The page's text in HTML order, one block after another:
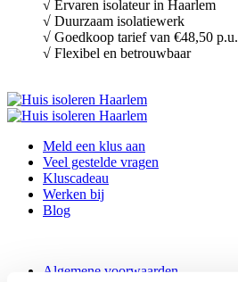
√ Ervaren isolateur in Haarlem
√ Duurzaam isolatiewerk
√ Goedkoop tarief van €48,50 p.u.
√ Flexibel en betrouwbaar
Meld een klus aan
Veel gestelde vragen
Kluscadeau
Werken bij
Blog
Algemene voorwaarden